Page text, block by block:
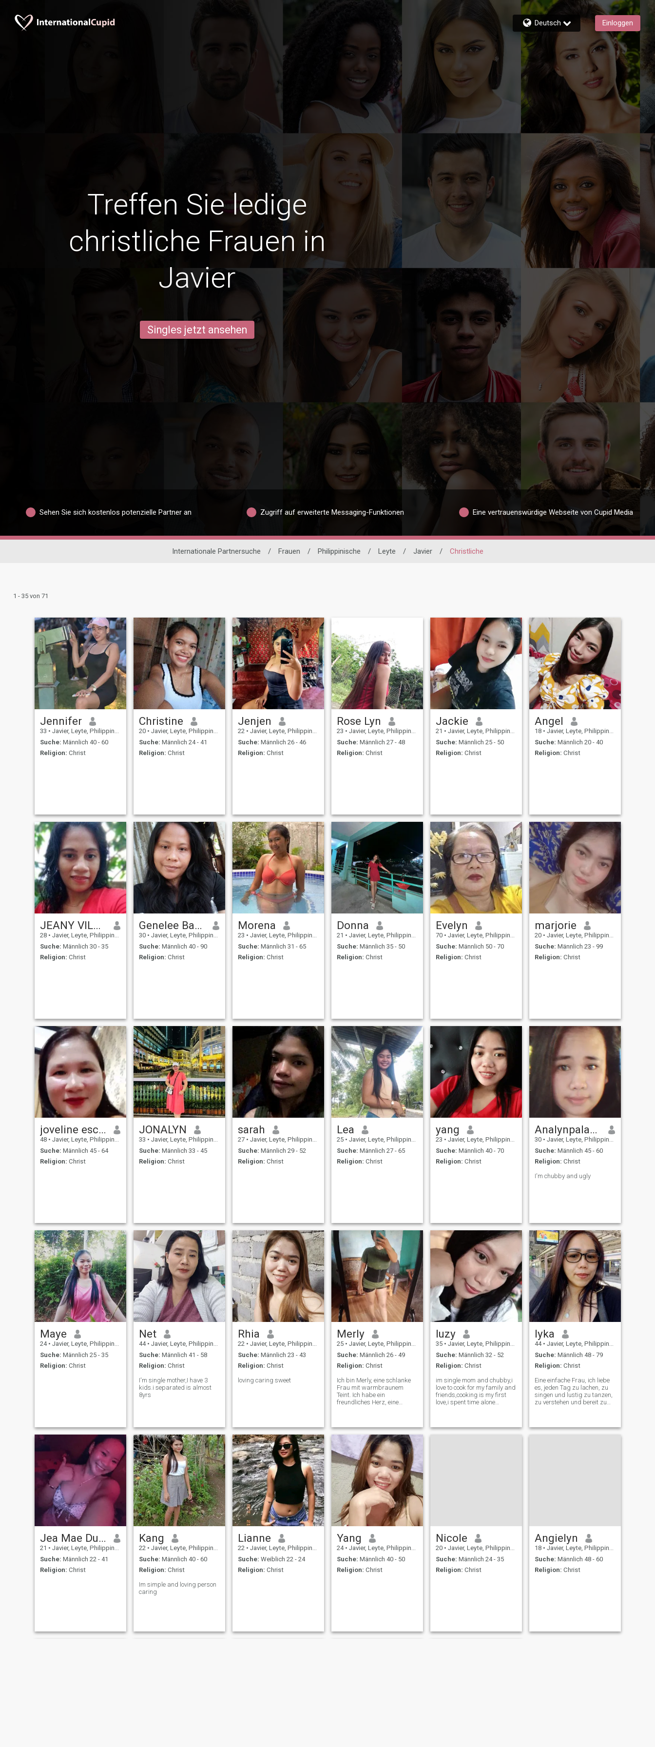
Deutsch Einloggen
Treffen Sie ledige
christliche Frauen in
Javier
Singles jetzt ansehen
Sehen Sie sich kostenlos potenzielle Partner an Zugriff auf erweiterte Messaging-Funktionen Eine vertrauenswürdige Webseite von Cupid Media
Internationale Partnersuche / Frauen / Philippinische / Leyte / Javier / Christliche
1 - 35 von 71
Jennifer
33 • Javier, Leyte, Philippinen
Suche: Männlich 40 - 60
Religion: Christ
Christine
20 • Javier, Leyte, Philippinen
Suche: Männlich 24 - 41
Religion: Christ
Jenjen
22 • Javier, Leyte, Philippinen
Suche: Männlich 26 - 46
Religion: Christ
Rose Lyn
23 • Javier, Leyte, Philippinen
Suche: Männlich 27 - 48
Religion: Christ
Jackie
21 • Javier, Leyte, Philippinen
Suche: Männlich 25 - 50
Religion: Christ
Angel
18 • Javier, Leyte, Philippinen
Suche: Männlich 20 - 40
Religion: Christ
JEANY VILLAMOR
28 • Javier, Leyte, Philippinen
Suche: Männlich 30 - 35
Religion: Christ
Genelee Bautista
30 • Javier, Leyte, Philippinen
Suche: Männlich 40 - 90
Religion: Christ
Morena
23 • Javier, Leyte, Philippinen
Suche: Männlich 31 - 65
Religion: Christ
Donna
21 • Javier, Leyte, Philippinen
Suche: Männlich 35 - 50
Religion: Christ
Evelyn
70 • Javier, Leyte, Philippinen
Suche: Männlich 50 - 70
Religion: Christ
marjorie
20 • Javier, Leyte, Philippinen
Suche: Männlich 23 - 99
Religion: Christ
joveline escototo
48 • Javier, Leyte, Philippinen
Suche: Männlich 45 - 64
Religion: Christ
JONALYN
33 • Javier, Leyte, Philippinen
Suche: Männlich 33 - 45
Religion: Christ
sarah
27 • Javier, Leyte, Philippinen
Suche: Männlich 29 - 52
Religion: Christ
Lea
25 • Javier, Leyte, Philippinen
Suche: Männlich 27 - 65
Religion: Christ
yang
23 • Javier, Leyte, Philippinen
Suche: Männlich 40 - 70
Religion: Christ
Analynpalaña
30 • Javier, Leyte, Philippinen
Suche: Männlich 45 - 60
Religion: Christ
I'm chubby and ugly
Maye
24 • Javier, Leyte, Philippinen
Suche: Männlich 25 - 35
Religion: Christ
Net
44 • Javier, Leyte, Philippinen
Suche: Männlich 41 - 58
Religion: Christ
I'm single mother,I have 3
kids.i separated is almost
8yrs
Rhia
22 • Javier, Leyte, Philippinen
Suche: Männlich 23 - 43
Religion: Christ
loving caring sweet
Merly
25 • Javier, Leyte, Philippinen
Suche: Männlich 26 - 49
Religion: Christ
Ich bin Merly, eine schlanke
Frau mit warmbraunem
Teint. Ich habe ein
freundliches Herz, eine
luzy
35 • Javier, Leyte, Philippinen
Suche: Männlich 32 - 52
Religion: Christ
im single mom and chubby,i
love to cook for my family and
friends,cooking is my first
love,i spent time alone
while 😊,
lyka
44 • Javier, Leyte, Philippinen
Suche: Männlich 48 - 79
Religion: Christ
Eine einfache Frau, ich liebe
es, jeden Tag zu lachen, zu
singen und lustig zu tanzen,
zu verstehen und bereit zu
Jea Mae Duran
21 • Javier, Leyte, Philippinen
Suche: Männlich 22 - 41
Religion: Christ
Kang
22 • Javier, Leyte, Philippinen
Suche: Männlich 40 - 60
Religion: Christ
Im simple and loving person
caring
Lianne
22 • Javier, Leyte, Philippinen
Suche: Weiblich 22 - 24
Religion: Christ
Yang
24 • Javier, Leyte, Philippinen
Suche: Männlich 40 - 50
Religion: Christ
Nicole
20 • Javier, Leyte, Philippinen
Suche: Männlich 24 - 35
Religion: Christ
Angielyn
18 • Javier, Leyte, Philippinen
Suche: Männlich 48 - 60
Religion: Christ